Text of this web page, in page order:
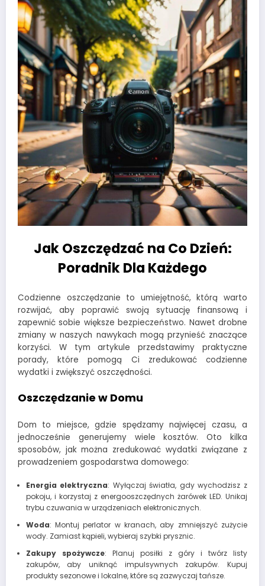
Jak Oszczędzać na Co Dzień:
Poradnik Dla Każdego
Codzienne oszczędzanie to umiejętność, którą warto
rozwijać, aby poprawić swoją sytuację finansową i
zapewnić sobie większe bezpieczeństwo. Nawet drobne
zmiany w naszych nawykach mogą przynieść znaczące
korzyści. W tym artykule przedstawimy praktyczne
porady, które pomogą Ci zredukować codzienne
wydatki i zwiększyć oszczędności.
Oszczędzanie w Domu
Dom to miejsce, gdzie spędzamy najwięcej czasu, a
jednocześnie generujemy wiele kosztów. Oto kilka
sposobów, jak można zredukować wydatki związane z
prowadzeniem gospodarstwa domowego:
Energia elektryczna: Wyłączaj światła, gdy wychodzisz z
pokoju, i korzystaj z energooszczędnych żarówek LED. Unikaj
trybu czuwania w urządzeniach elektronicznych.
Woda: Montuj perlator w kranach, aby zmniejszyć zużycie
wody. Zamiast kąpieli, wybieraj szybki prysznic.
Zakupy spożywcze: Planuj posiłki z góry i twórz listy
zakupów, aby uniknąć impulsywnych zakupów. Kupuj
produkty sezonowe i lokalne, które są zazwyczaj tańsze.